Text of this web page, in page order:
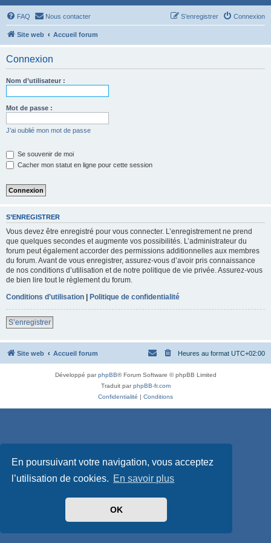
En poursuivant votre navigation, vous acceptez
l’utilisation de cookies. En savoir plus
OK
FAQ Nous contacter Connexion
S’enregistrer
Site web Accueil forum
Connexion
Nom d’utilisateur :
Mot de passe :
J’ai oublié mon mot de passe
Se souvenir de moi
Cacher mon statut en ligne pour cette session
S’ENREGISTRER
Vous devez être enregistré pour vous connecter. L’enregistrement ne prend
que quelques secondes et augmente vos possibilités. L’administrateur du
forum peut également accorder des permissions additionnelles aux membres
du forum. Avant de vous enregistrer, assurez-vous d’avoir pris connaissance
de nos conditions d’utilisation et de notre politique de vie privée. Assurez-vous
de bien lire tout le règlement du forum.
Conditions d’utilisation | Politique de confidentialité
S’enregistrer
Site web Accueil forum Heures au format UTC+02:00
Développé parphpBB® Forum Software © phpBB Limited
Traduit parphpBB-fr.com
Confidentialité | Conditions